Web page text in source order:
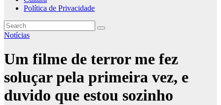
Política de Privacidade
Notícias
Um filme de terror me fez
soluçar pela primeira vez, e
duvido que estou sozinho